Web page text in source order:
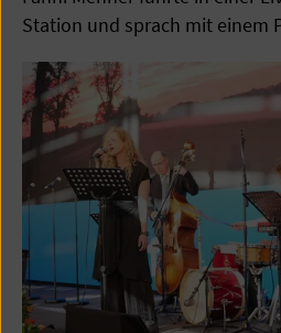
Station und sprach mit einem